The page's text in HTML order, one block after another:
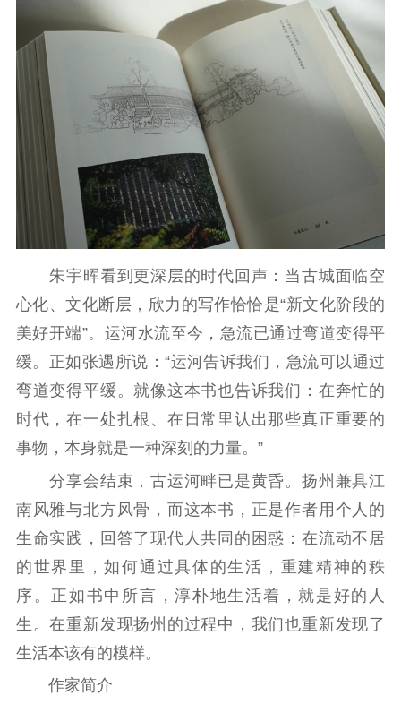
朱宇晖看到更深层的时代回声：当古城面临空
心化、文化断层，欣力的写作恰恰是“新文化阶段的
美好开端”。运河水流至今，急流已通过弯道变得平
缓。正如张遇所说：“运河告诉我们，急流可以通过
弯道变得平缓。就像这本书也告诉我们：在奔忙的
时代，在一处扎根、在日常里认出那些真正重要的
事物，本身就是一种深刻的力量。”
分享会结束，古运河畔已是黄昏。扬州兼具江
南风雅与北方风骨，而这本书，正是作者用个人的
生命实践，回答了现代人共同的困惑：在流动不居
的世界里，如何通过具体的生活，重建精神的秩
序。正如书中所言，淳朴地生活着，就是好的人
生。在重新发现扬州的过程中，我们也重新发现了
生活本该有的模样。
作家简介